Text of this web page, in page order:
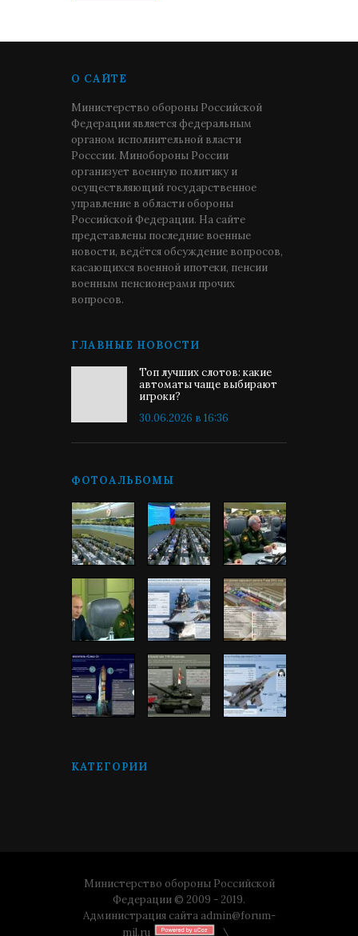
О САЙТЕ
Министерство обороны Российской
Федерации является федеральным
органом исполнительной власти
Росссии. Минобороны России
организует военную политику и
осуществляющий государственное
управление в области обороны
Российской Федерации. На сайте
представлены последние военные
новости, ведётся обсуждение вопросов,
касающихся военной ипотеки, пенсии
военным пенсионерами прочих
вопросов.
ГЛАВНЫЕ НОВОСТИ
Топ лучших слотов: какие
автоматы чаще выбирают
игроки?
30.06.2026 в 16:36
ФОТОАЛЬБОМЫ
КАТЕГОРИИ
Министерство обороны Российской
Федерации © 2009 - 2019.
Администрация сайта admin@forum-
mil.ru